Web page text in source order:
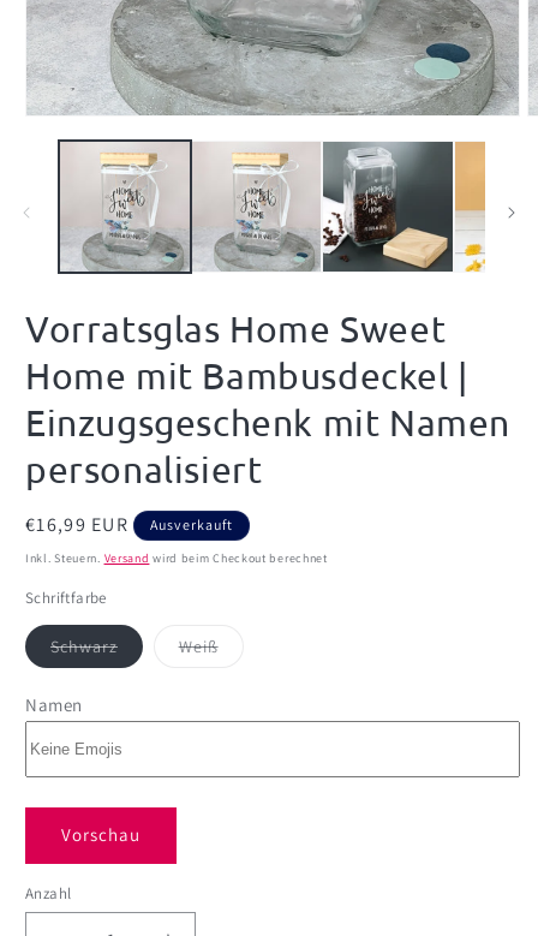
Vorratsglas Home Sweet
Home mit Bambusdeckel |
Einzugsgeschenk mit Namen
personalisiert
Normaler
Preis
€16,99 EUR Ausverkauft
Inkl. Steuern. Versand wird beim Checkout berechnet
Schriftfarbe
SchwarzVariante
ausverkauft
WeißVariante
Namen
Vorschau
Anzahl
Anzahl